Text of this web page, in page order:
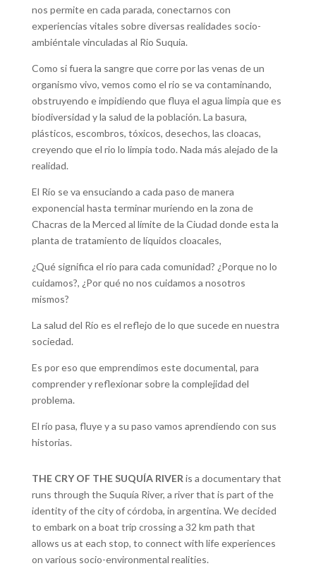
nos permite en cada parada, conectarnos con
experiencias vitales sobre diversas realidades socio-
ambiéntale vinculadas al Rio Suquia.
Como si fuera la sangre que corre por las venas de un
organismo vivo, vemos como el rio se va contaminando,
obstruyendo e impidiendo que fluya el agua limpia que es
biodiversidad y la salud de la población. La basura,
plásticos, escombros, tóxicos, desechos, las cloacas,
creyendo que el rio lo limpia todo. Nada más alejado de la
realidad.
El Río se va ensuciando a cada paso de manera
exponencial hasta terminar muriendo en la zona de
Chacras de la Merced al límite de la Ciudad donde esta la
planta de tratamiento de líquidos cloacales,
¿Qué significa el rio para cada comunidad? ¿Porque no lo
cuidamos?, ¿Por qué no nos cuidamos a nosotros
mismos?
La salud del Río es el reflejo de lo que sucede en nuestra
sociedad.
Es por eso que emprendimos este documental, para
comprender y reflexionar sobre la complejidad del
problema.
El río pasa, fluye y a su paso vamos aprendiendo con sus
historias.
THE CRY OF THE SUQUÍA RIVER is a documentary that
runs through the Suquía River, a river that is part of the
identity of the city of córdoba, in argentina. We decided
to embark on a boat trip crossing a 32 km path that
allows us at each stop, to connect with life experiences
on various socio-environmental realities.